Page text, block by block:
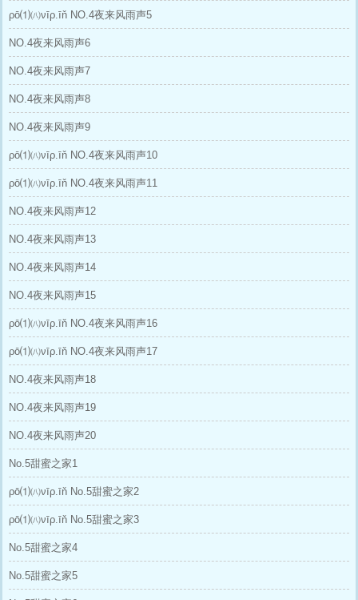
ρō⑴㈧νīρ.īň NO.4夜来风雨声5
NO.4夜来风雨声6
NO.4夜来风雨声7
NO.4夜来风雨声8
NO.4夜来风雨声9
ρō⑴㈧νīρ.īň NO.4夜来风雨声10
ρō⑴㈧νīρ.īň NO.4夜来风雨声11
NO.4夜来风雨声12
NO.4夜来风雨声13
NO.4夜来风雨声14
NO.4夜来风雨声15
ρō⑴㈧νīρ.īň NO.4夜来风雨声16
ρō⑴㈧νīρ.īň NO.4夜来风雨声17
NO.4夜来风雨声18
NO.4夜来风雨声19
NO.4夜来风雨声20
No.5甜蜜之家1
ρō⑴㈧νīρ.īň No.5甜蜜之家2
ρō⑴㈧νīρ.īň No.5甜蜜之家3
No.5甜蜜之家4
No.5甜蜜之家5